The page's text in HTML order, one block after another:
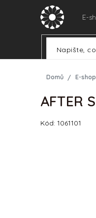
E-
Domů E-shop
AFTER
Kód: 1061101